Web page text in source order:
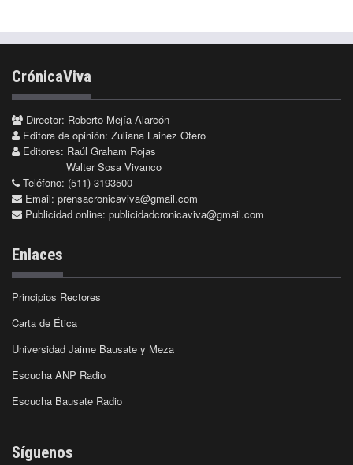
CrónicaViva
Director: Roberto Mejía Alarcón
Editora de opinión: Zuliana Lainez Otero
Editores: Raúl Graham Rojas
Walter Sosa Vivanco
Teléfono: (511) 3193500
Email: prensacronicaviva@gmail.com
Publicidad online: publicidadcronicaviva@gmail.com
Enlaces
Principios Rectores
Carta de Ética
Universidad Jaime Bausate y Meza
Escucha ANP Radio
Escucha Bausate Radio
Síguenos